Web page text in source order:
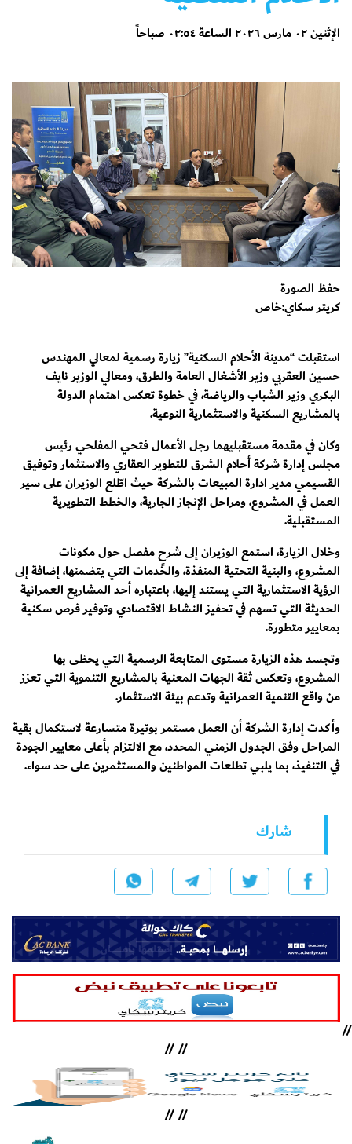
الإثنين ٠٢ مارس ٢٠٢٦ الساعة ٠٢:٥٤ صباحاً
حفظ الصورة
كريتر سكاي:خاص
استقبلت “مدينة الأحلام السكنية” زيارة رسمية لمعالي المهندس
حسين العقربي وزير الأشغال العامة والطرق، ومعالي الوزير نايف
البكري وزير الشباب والرياضة، في خطوة تعكس اهتمام الدولة
بالمشاريع السكنية والاستثمارية النوعية.
وكان في مقدمة مستقبليهما رجل الأعمال فتحي المفلحي رئيس
مجلس إدارة شركة أحلام الشرق للتطوير العقاري والاستثمار وتوفيق
القسيمي مدير ادارة المبيعات بالشركة حيث اطّلع الوزيران على سير
العمل في المشروع، ومراحل الإنجاز الجارية، والخطط التطويرية
المستقبلية.
وخلال الزيارة، استمع الوزيران إلى شرحٍ مفصل حول مكونات
المشروع، والبنية التحتية المنفذة، والخدمات التي يتضمنها، إضافة إلى
الرؤية الاستثمارية التي يستند إليها، باعتباره أحد المشاريع العمرانية
الحديثة التي تسهم في تحفيز النشاط الاقتصادي وتوفير فرص سكنية
بمعايير متطورة.
وتجسد هذه الزيارة مستوى المتابعة الرسمية التي يحظى بها
المشروع، وتعكس ثقة الجهات المعنية بالمشاريع التنموية التي تعزز
من واقع التنمية العمرانية وتدعم بيئة الاستثمار.
وأكدت إدارة الشركة أن العمل مستمر بوتيرة متسارعة لاستكمال بقية
المراحل وفق الجدول الزمني المحدد، مع الالتزام بأعلى معايير الجودة
في التنفيذ، بما يلبي تطلعات المواطنين والمستثمرين على حد سواء.
شارك
//
//
//
//
//